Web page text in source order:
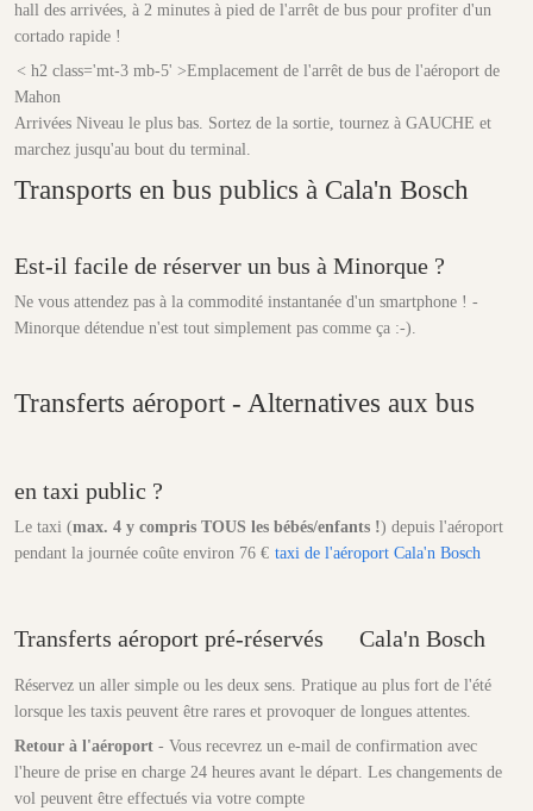
hall des arrivées, à 2 minutes à pied de l'arrêt de bus pour profiter d'un
cortado rapide !
< h2 class='mt-3 mb-5' >Emplacement de l'arrêt de bus de l'aéroport de
Mahon
Arrivées Niveau le plus bas. Sortez de la sortie, tournez à GAUCHE et
marchez jusqu'au bout du terminal.
Transports en bus publics à Cala'n Bosch
Est-il facile de réserver un bus à Minorque ?
Ne vous attendez pas à la commodité instantanée d'un smartphone ! -
Minorque détendue n'est tout simplement pas comme ça :-).
Transferts aéroport - Alternatives aux bus
en taxi public ?
Le taxi (max. 4 y compris TOUS les bébés/enfants !) depuis l'aéroport
pendant la journée coûte environ 76 € taxi de l'aéroport Cala'n Bosch
Transferts aéroport pré-réservés Cala'n Bosch
Réservez un aller simple ou les deux sens. Pratique au plus fort de l'été
lorsque les taxis peuvent être rares et provoquer de longues attentes.
Retour à l'aéroport - Vous recevrez un e-mail de confirmation avec
l'heure de prise en charge 24 heures avant le départ. Les changements de
vol peuvent être effectués via votre compte